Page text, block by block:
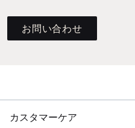
お問い合わせ
カスタマーケア